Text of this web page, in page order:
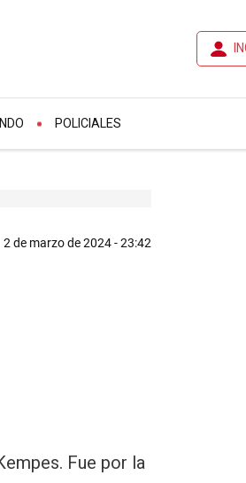
POLICIALES
2 de marzo de 2024 - 23:42
Fue por la